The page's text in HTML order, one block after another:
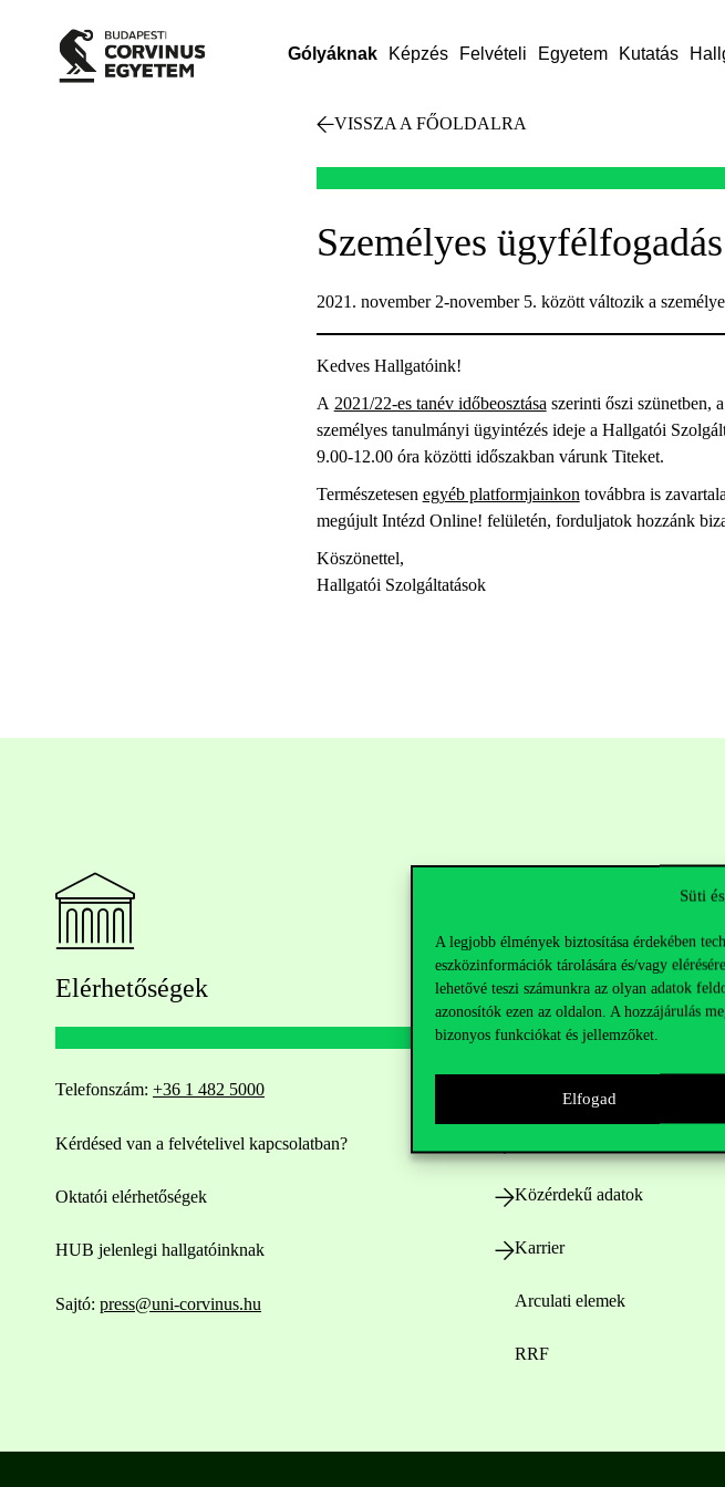
Süti
A legjobb élmények biztosítása érdekében
eszközinformációk tárolására és/vagy
lehetővé teszi számunkra az olyan adatok
azonosítók ezen az oldalon. A hozzájárulás
bizonyos funkciókat és jellemzőket.
Elfogad
Gólyáknak Képzés Felvételi Egyetem Kutatás
VISSZA A FŐOLDALRA
Személyes
2021. november 2-november 5. között változik a
Kedves Hallgatóink!
A 2021/22-es tanév időbeosztása szerinti őszi szünetben,
személyes tanulmányi ügyintézés ideje a Hallgatói
9.00-12.00 óra közötti időszakban várunk Titeket.
Természetesen egyéb platformjainkon továbbra is
megújult Intézd Online! felületén, forduljatok hozzánk
Köszönettel,
Hallgatói Szolgáltatások
Elérhetőségek
Telefonszám: +36 1 482 5000
Kérdésed van a felvételivel kapcsolatban?
Oktatói elérhetőségek
HUB jelenlegi hallgatóinknak
Sajtó: press@uni-corvinus.hu
Hasznos linkek
Közérdekű adatok
Karrier
Arculati elemek
RRF